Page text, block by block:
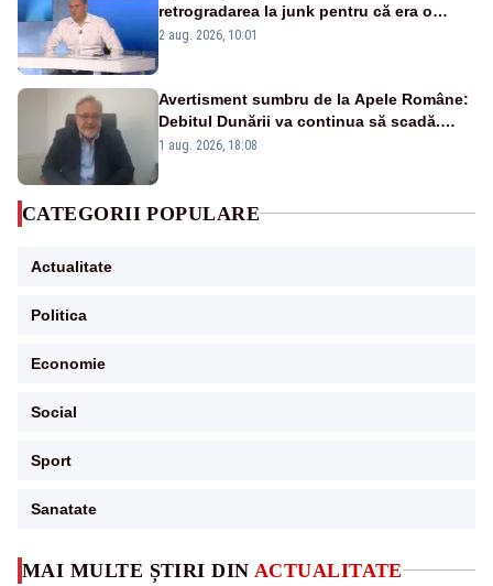
MAI MULTE ȘTIRI DIN ACTUALITATE
retrogradarea la junk pentru că era o
catastrofă pentru bănci și fondurile de
2 aug. 2026, 10:01
Avertisment sumbru de la Apele Române:
Debitul Dunării va continua să scadă.
Cernavodă s-ar putea închide în 4 zile
1 aug. 2026, 18:08
CATEGORII POPULARE
Actualitate
Politica
Economie
Social
Sport
Sanatate